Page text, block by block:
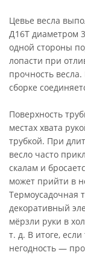
Цевье весла
Д16Т диаметром
одной стороны
лопасти при
прочность
сборке
Поверхность
местах хвата
трубкой. При
весло часто
скалам и
может прийти в
Термоусадочная
декоративный
мёрзли руки в
т. д. В итоге,
негодность —